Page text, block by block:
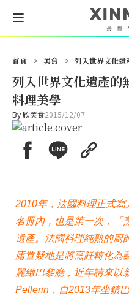
首頁 > 美食 > 列入世界文化遺
列入世界文化遺產的
料理美學
By欣美食2015/12/07
2010年，法國料理正式
名冊內，也是第一次，「
遺產。法國料理純熟的廚
庸置疑地是將烹飪轉化為
麗緻巴黎廳，近年請來以
Pellerin，自2013年坐鎮